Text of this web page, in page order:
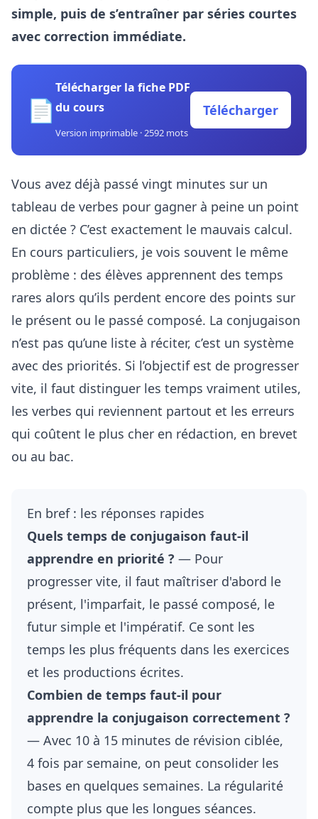
simple, puis de s’entraîner par séries courtes
avec correction immédiate.
📄
Télécharger la fiche PDF
du cours
Version imprimable · 2592 mots
Télécharger
Vous avez déjà passé vingt minutes sur un
tableau de verbes pour gagner à peine un point
en dictée ? C’est exactement le mauvais calcul.
En cours particuliers, je vois souvent le même
problème : des élèves apprennent des temps
rares alors qu’ils perdent encore des points sur
le présent ou le passé composé. La conjugaison
n’est pas qu’une liste à réciter, c’est un système
avec des priorités. Si l’objectif est de progresser
vite, il faut distinguer les temps vraiment utiles,
les verbes qui reviennent partout et les erreurs
qui coûtent le plus cher en rédaction, en brevet
ou au bac.
En bref : les réponses rapides
Quels temps de conjugaison faut-il
apprendre en priorité ? — Pour
progresser vite, il faut maîtriser d'abord le
présent, l'imparfait, le passé composé, le
futur simple et l'impératif. Ce sont les
temps les plus fréquents dans les exercices
et les productions écrites.
Combien de temps faut-il pour
apprendre la conjugaison correctement ?
— Avec 10 à 15 minutes de révision ciblée,
4 fois par semaine, on peut consolider les
bases en quelques semaines. La régularité
compte plus que les longues séances.